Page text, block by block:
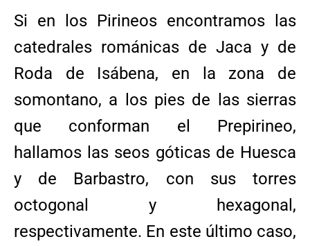
Si en los Pirineos encontramos las
catedrales románicas de Jaca y de
Roda de Isábena, en la zona de
somontano, a los pies de las sierras
que conforman el Prepirineo,
hallamos las seos góticas de Huesca
y de Barbastro, con sus torres
octogonal y hexagonal,
respectivamente. En este último caso,